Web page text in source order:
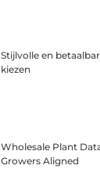
Stijlvolle en
kiezen
Wholesale Plant
Growers Aligned